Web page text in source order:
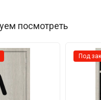
посмотреть
Под